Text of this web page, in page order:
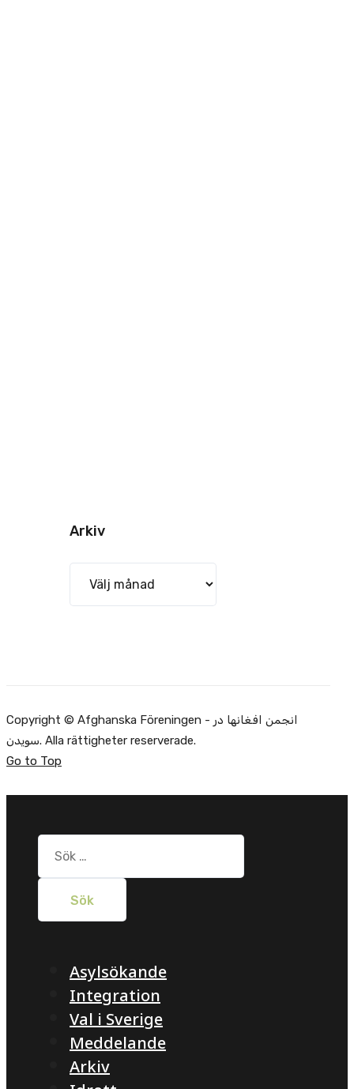
Arkiv
Copyright © Afghanska Föreningen - انجمن افغانها در
سویدن. Alla rättigheter reserverade.
Go to Top
Sök
efter:
Asylsökande
Integration
Val i Sverige
Meddelande
Arkiv